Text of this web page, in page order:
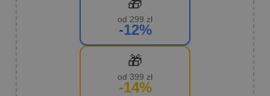
🎁
od 299 zł
-12%
🎁
od 399 zł
-14%